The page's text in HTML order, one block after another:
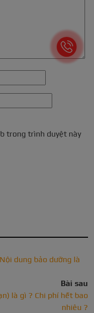
trong trình duyệt này
dung bảo dưỡng là
Bài sau
là gì ? Chi phí hết bao
nhiêu ?